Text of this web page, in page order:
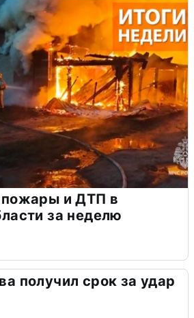
и ДТП в
за неделю
получил срок за удар